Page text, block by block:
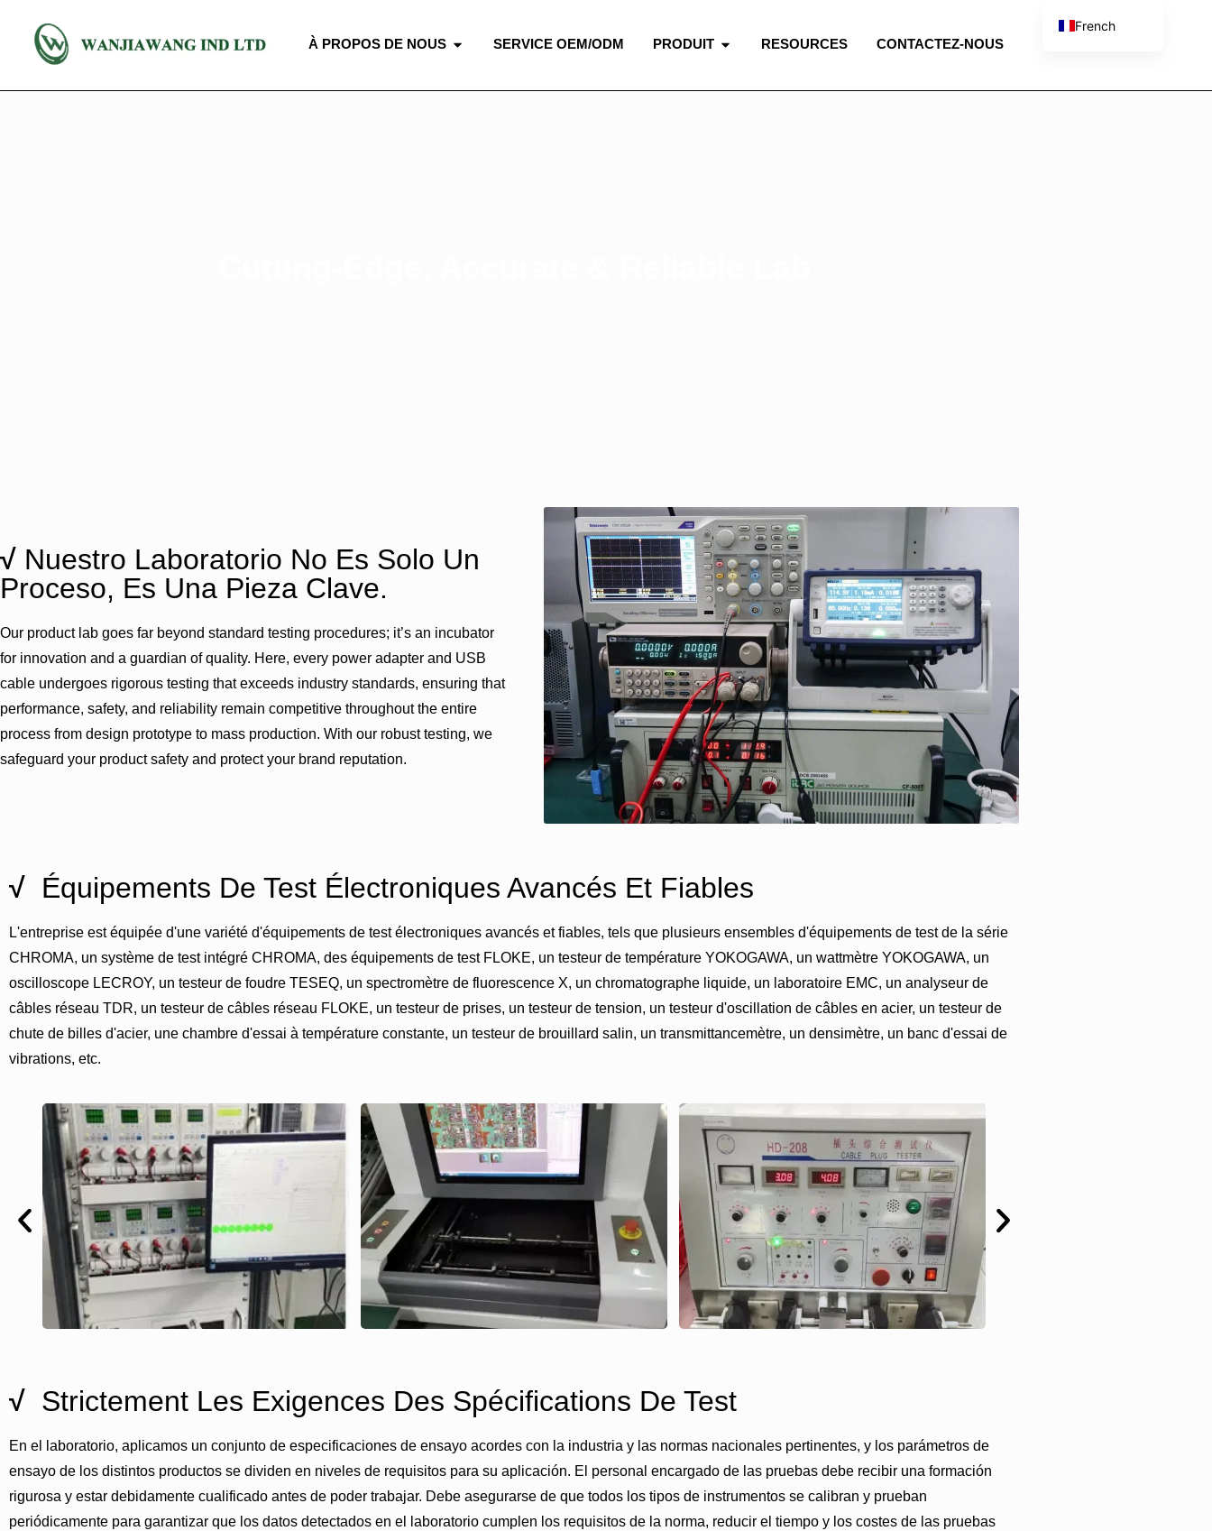
À PROPOS DE NOUS SERVICE OEM/ODM PRODUIT RESOURCES CONTACTEZ-NOUS
√ Nuestro Laboratorio No Es Solo Un
Proceso, Es Una Pieza Clave.
Our product lab goes far beyond standard testing procedures; it’s an incubator
for innovation and a guardian of quality. Here, every power adapter and USB
cable undergoes rigorous testing that exceeds industry standards, ensuring that
performance, safety, and reliability remain competitive throughout the entire
process from design prototype to mass production. With our robust testing, we
safeguard your product safety and protect your brand reputation.
√ Équipements De Test Électroniques Avancés Et Fiables
L'entreprise est équipée d'une variété d'équipements de test électroniques avancés et fiables, tels que plusieurs ensembles d'équipements de test de la série
CHROMA, un système de test intégré CHROMA, des équipements de test FLOKE, un testeur de température YOKOGAWA, un wattmètre YOKOGAWA, un
oscilloscope LECROY, un testeur de foudre TESEQ, un spectromètre de fluorescence X, un chromatographe liquide, un laboratoire EMC, un analyseur de
câbles réseau TDR, un testeur de câbles réseau FLOKE, un testeur de prises, un testeur de tension, un testeur d'oscillation de câbles en acier, un testeur de
chute de billes d'acier, une chambre d'essai à température constante, un testeur de brouillard salin, un transmittancemètre, un densimètre, un banc d'essai de
vibrations, etc.
√ Strictement Les Exigences Des Spécifications De Test
En el laboratorio, aplicamos un conjunto de especificaciones de ensayo acordes con la industria y las normas nacionales pertinentes, y los parámetros de
ensayo de los distintos productos se dividen en niveles de requisitos para su aplicación. El personal encargado de las pruebas debe recibir una formación
rigurosa y estar debidamente cualificado antes de poder trabajar. Debe asegurarse de que todos los tipos de instrumentos se calibran y prueban
periódicamente para garantizar que los datos detectados en el laboratorio cumplen los requisitos de la norma, reducir el tiempo y los costes de las pruebas
French